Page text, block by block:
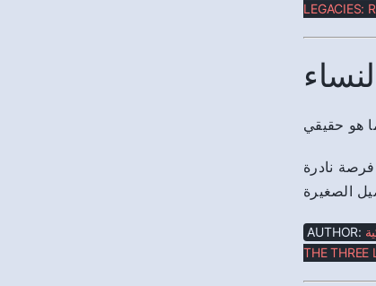
LEGACIES:
نادرة
الصغيرة
AUTHOR:
THE THREE